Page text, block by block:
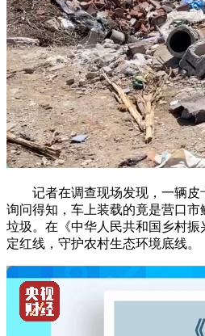
记者在调查现场发现，一辆
询问得知，车上装载的竟是营口
垃圾。在《中华人民共和国乡村振
定红线，守护农村生态环境底线。